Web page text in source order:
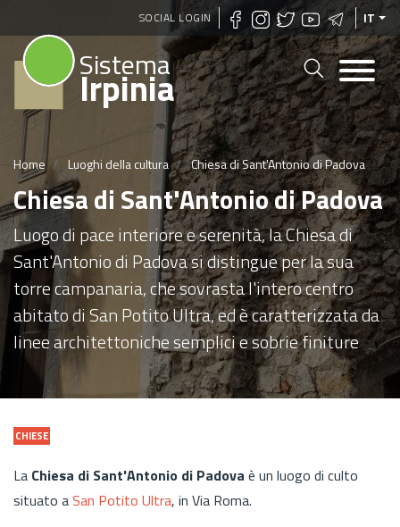
Salta
al
contenuto
principale
SOCIAL LOGIN IT
Sistema
Irpinia
Home Luoghi della cultura Chiesa di Sant'Antonio di Padova
Chiesa di Sant'Antonio di Padova
Luogo di pace interiore e serenità, la Chiesa di
Sant'Antonio di Padova si distingue per la sua
torre campanaria, che sovrasta l'intero centro
abitato di San Potito Ultra, ed è caratterizzata da
linee architettoniche semplici e sobrie finiture
CHIESE
La Chiesa di Sant'Antonio di Padova è un luogo di culto
situato aSan Potito Ultra, in Via Roma.